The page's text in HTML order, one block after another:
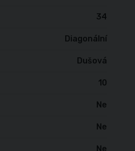
34
Diagonální
Dušová
10
Ne
Ne
Ne